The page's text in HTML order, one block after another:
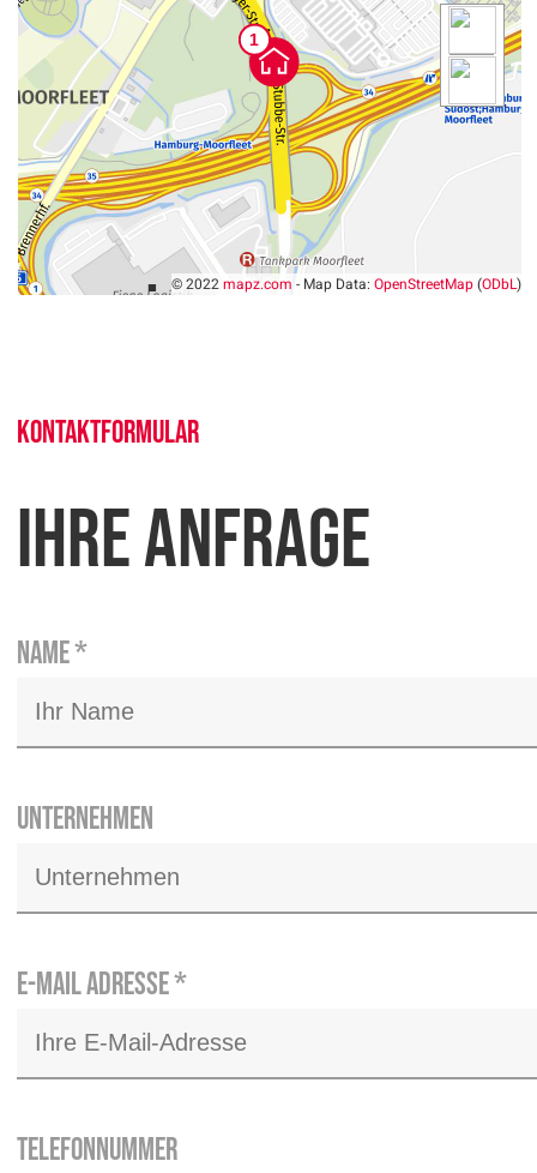
© 2022mapz.com - Map Data: OpenStreetMap(ODbL)
Kontaktformular
Ihre Anfrage
Name*
Unternehmen
E-Mail Adresse*
Telefonnummer